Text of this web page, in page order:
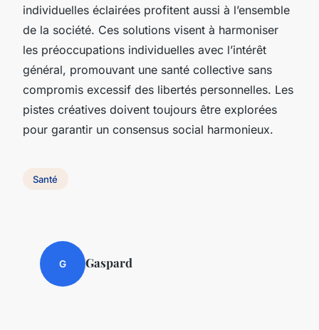
individuelles éclairées profitent aussi à l’ensemble
de la société. Ces solutions visent à harmoniser
les préoccupations individuelles avec l’intérêt
général, promouvant une santé collective sans
compromis excessif des libertés personnelles. Les
pistes créatives doivent toujours être explorées
pour garantir un consensus social harmonieux.
Santé
G Gaspard